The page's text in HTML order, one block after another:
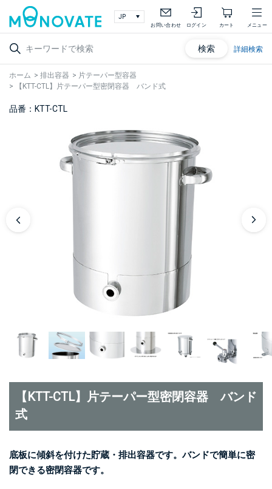
お問い合わせ ログイン カート メニュー
検索 詳細検索
ホーム > 排出容器 > 片テーパー型容器
>
【KTT-CTL】片テーパー型密閉容器 バンド式
品番：KTT-CTL
【KTT-CTL】片テーパー型密閉容器 バンド
式
底板に傾斜を付けた貯蔵・排出容器です。バンドで簡単に密
閉できる密閉容器です。